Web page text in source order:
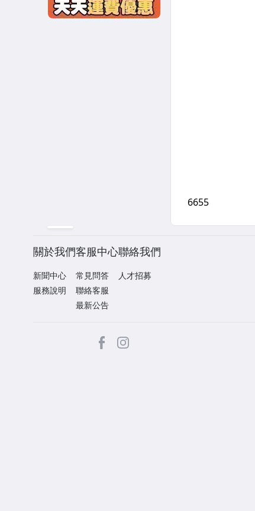
關於我們
新聞中心
服務說明
客服中心
常見問答
聯絡客服
最新公告
聯絡我們
人才招募
facebook